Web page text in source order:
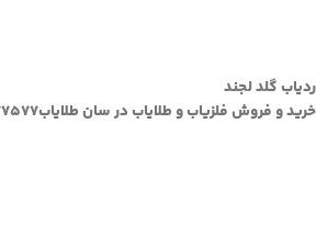
ردیاب گلد لجند
خرید و فروش فلزیاب و طلایاب در سان طلایاب۰۹۱۹۷۹۷۷۵۷۷